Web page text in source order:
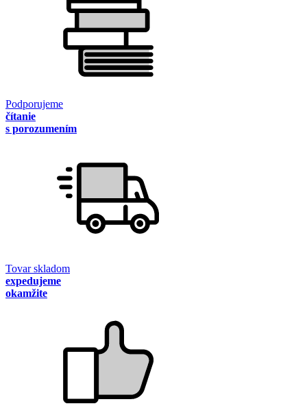
Podporujeme
čítanie
s porozumením
Tovar skladom
expedujeme
okamžite